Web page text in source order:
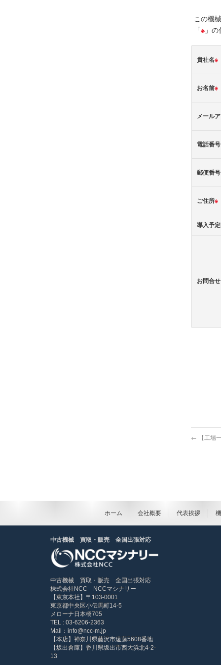
この機
「※ 」
貴社名※
お名前※
メール
電話番
郵便番号
ご住所※
導入予
お問合
← 【工
ホーム 会社概要 代表挨拶
中古機械 買取・販売 全国出張対応
中古機械 買取・販売 全国出張対応
株式会社NCC NCCマシナリー
【東京本社】〒103-0001
東京都中央区小伝馬町14-5
メローナ日本橋705
TEL : 03-6206-2363
Mail：info@ncc-m.jp
【本店】神奈川県藤沢市遠藤5608番地
【坂出倉庫】香川県坂出市西大浜北4-2-
13